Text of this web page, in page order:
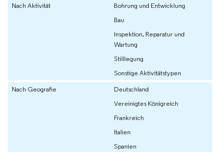
Nach Aktivität
Bohrung und Entwicklung
Bau
Inspektion, Reparatur und
Wartung
Stilllegung
Sonstige Aktivitätstypen
Nach Geografie
Deutschland
Vereinigtes Königreich
Frankreich
Italien
Spanien